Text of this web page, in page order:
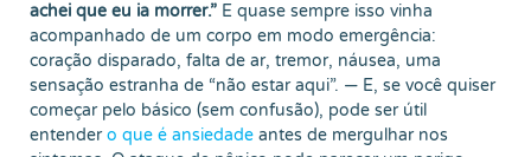
achei que eu ia morrer.” E quase sempre isso vinha
acompanhado de um corpo em modo emergência:
coração disparado, falta de ar, tremor, náusea, uma
sensação estranha de “não estar aqui”. — E, se você quiser
começar pelo básico (sem confusão), pode ser útil
entendero que é ansiedade antes de mergulhar nos